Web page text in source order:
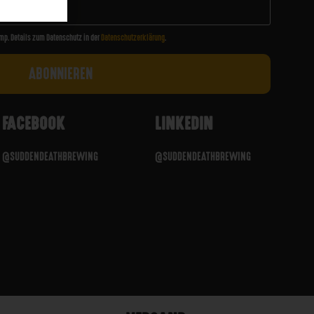
Details zum Datenschutz in der Datenschutzerklärung.
FACEBOOK
@SUDDENDEATHBREWING
LINKEDIN
@SUDDENDEATHBREWING